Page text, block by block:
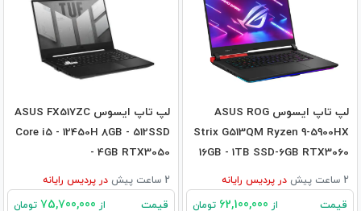
لپ تاپ ایسوس ASUS ROG
Strix G513QM Ryzen 9-5900HX
16GB - 1TB SSD-6GB RTX3060
2 ساعت پیش در پردیس رایانه
قیمت از تومان
لپ تاپ ایسوس ASUS FX517ZC
Core i5 - 12450H 8GB - 512SSD
- 4GB RTX3050
2 ساعت پیش در پردیس رایانه
قیمت از تومان